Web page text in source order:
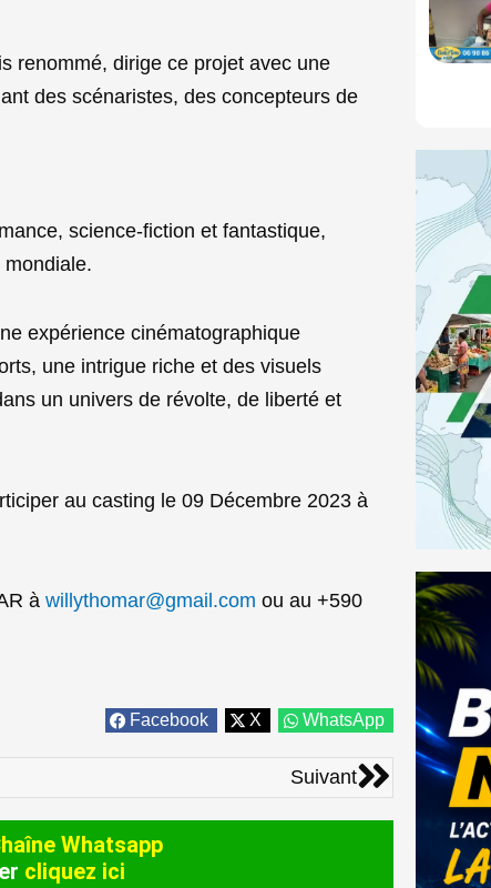
renommé, dirige ce projet avec une
des scénaristes, des concepteurs de
science-fiction et fantastique,
mondiale.
expérience cinématographique
une intrigue riche et des visuels
un univers de révolte, de liberté et
au casting le 09 Décembre 2023 à
à willythomar@gmail.com ou au +590
Facebook X WhatsApp
SuivantSuivant
Whatsapp
cliquez ici